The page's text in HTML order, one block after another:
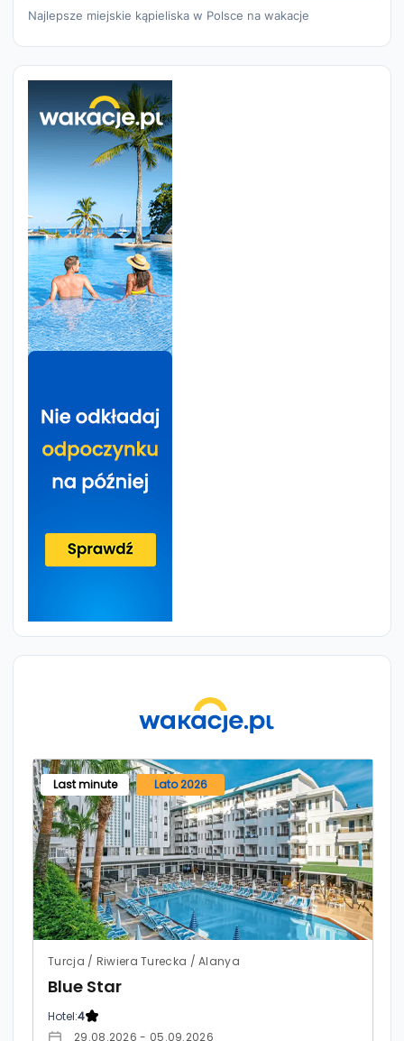
Najlepsze miejskie kąpieliska w Polsce na wakacje
Last minute Lato 2026
Turcja / Riwiera Turecka / Alanya
Blue Star
Hotel:4
29.08.2026 - 05.09.2026